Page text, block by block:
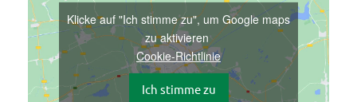
Klicke auf "Ich stimme zu", um Google maps
zu aktivieren
Cookie-Richtlinie
Ich stimme zu